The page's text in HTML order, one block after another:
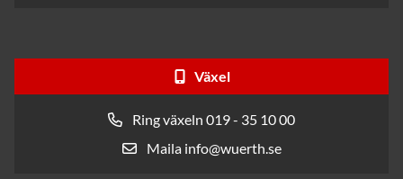
Växel
Ring växeln 019 - 35 10 00
Maila info@wuerth.se